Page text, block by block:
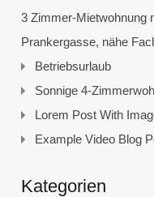
3 Zimmer-Mietwohnung
Prankergasse, nähe
Betriebsurlaub
Sonnige 4-
Lorem Post With
Example Video Blog
Kategorien